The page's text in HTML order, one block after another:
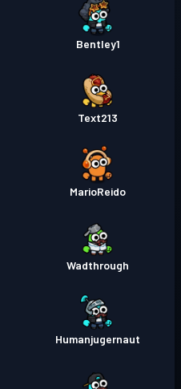
Bentley1
Text213
MarioReido
Wadthrough
Humanjugernaut